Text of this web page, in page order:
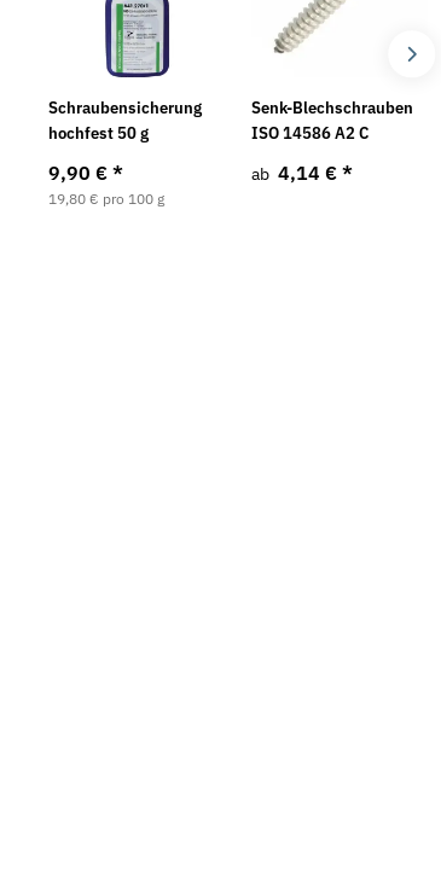
Schraubensicherung
hochfest 50 g
9,90 €*
19,80 € pro 100 g
Senk-Blechschrauben
ISO 14586 A2 C
ab 4,14 € *